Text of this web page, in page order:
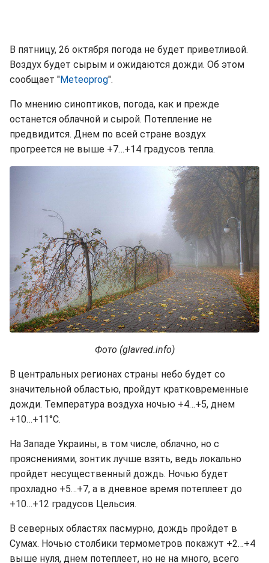
В пятницу, 26 октября погода не будет приветливой.
Воздух будет сырым и ожидаются дожди. Об этом
сообщает "Meteoprog".
По мнению синоптиков, погода, как и прежде
останется облачной и сырой. Потепление не
предвидится. Днем по всей стране воздух
прогреется не выше +7…+14 градусов тепла.
Фото (glavred.info)
В центральных регионах страны небо будет со
значительной областью, пройдут кратковременные
дожди. Температура воздуха ночью +4…+5, днем
+10…+11°С.
На Западе Украины, в том числе, облачно, но с
прояснениями, зонтик лучше взять, ведь локально
пройдет несущественный дождь. Ночью будет
прохладно +5…+7, а в дневное время потеплеет до
+10…+12 градусов Цельсия.
В северных областях пасмурно, дождь пройдет в
Сумах. Ночью столбики термометров покажут +2…+4
выше нуля, днем потеплеет, но не на много, всего